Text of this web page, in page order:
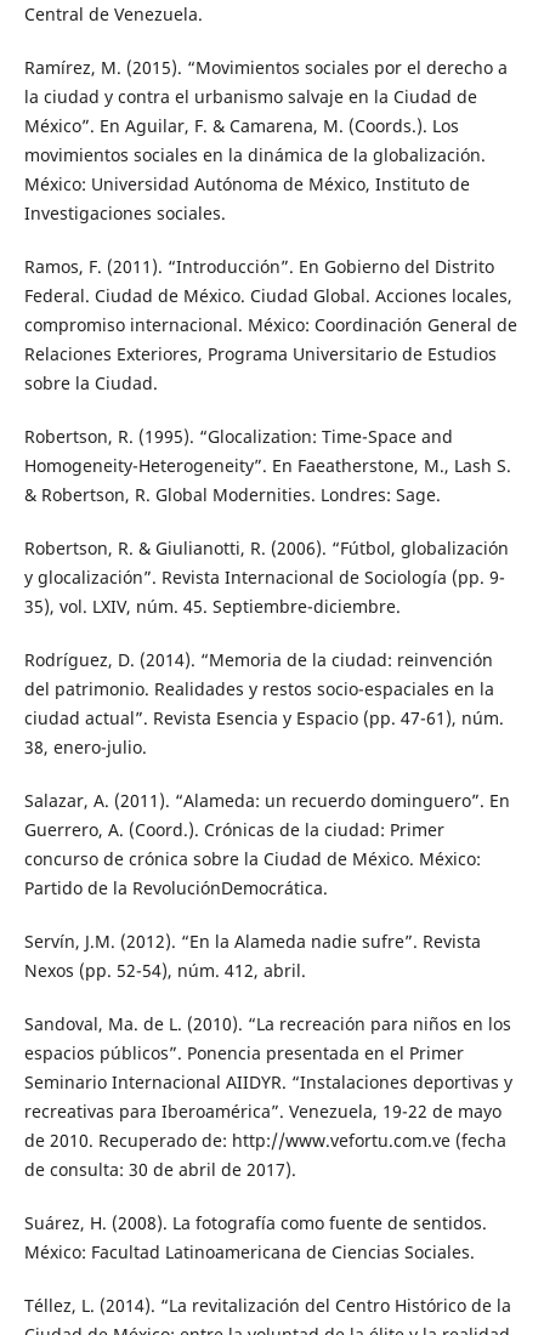
Central de Venezuela.
Ramírez, M. (2015). “Movimientos sociales por el derecho a
la ciudad y contra el urbanismo salvaje en la Ciudad de
México”. En Aguilar, F. & Camarena, M. (Coords.). Los
movimientos sociales en la dinámica de la globalización.
México: Universidad Autónoma de México, Instituto de
Investigaciones sociales.
Ramos, F. (2011). “Introducción”. En Gobierno del Distrito
Federal. Ciudad de México. Ciudad Global. Acciones locales,
compromiso internacional. México: Coordinación General de
Relaciones Exteriores, Programa Universitario de Estudios
sobre la Ciudad.
Robertson, R. (1995). “Glocalization: Time-Space and
Homogeneity-Heterogeneity”. En Faeatherstone, M., Lash S.
& Robertson, R. Global Modernities. Londres: Sage.
Robertson, R. & Giulianotti, R. (2006). “Fútbol, globalización
y glocalización”. Revista Internacional de Sociología (pp. 9-
35), vol. LXIV, núm. 45. Septiembre-diciembre.
Rodríguez, D. (2014). “Memoria de la ciudad: reinvención
del patrimonio. Realidades y restos socio-espaciales en la
ciudad actual”. Revista Esencia y Espacio (pp. 47-61), núm.
38, enero-julio.
Salazar, A. (2011). “Alameda: un recuerdo dominguero”. En
Guerrero, A. (Coord.). Crónicas de la ciudad: Primer
concurso de crónica sobre la Ciudad de México. México:
Partido de la RevoluciónDemocrática.
Servín, J.M. (2012). “En la Alameda nadie sufre”. Revista
Nexos (pp. 52-54), núm. 412, abril.
Sandoval, Ma. de L. (2010). “La recreación para niños en los
espacios públicos”. Ponencia presentada en el Primer
Seminario Internacional AIIDYR. “Instalaciones deportivas y
recreativas para Iberoamérica”. Venezuela, 19-22 de mayo
de 2010. Recuperado de: http://www.vefortu.com.ve (fecha
de consulta: 30 de abril de 2017).
Suárez, H. (2008). La fotografía como fuente de sentidos.
México: Facultad Latinoamericana de Ciencias Sociales.
Téllez, L. (2014). “La revitalización del Centro Histórico de la